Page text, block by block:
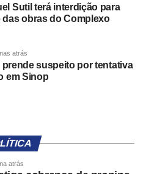
mas os pedidos foram
Ministério Público pleiteou o
estabeleceu o
solidária entre os
seus patronos, para no prazo
valor total do débito de R$
Sutil terá interdição para
obras do Complexo
atrás
prende suspeito por tentativa
em Sinop
atrás